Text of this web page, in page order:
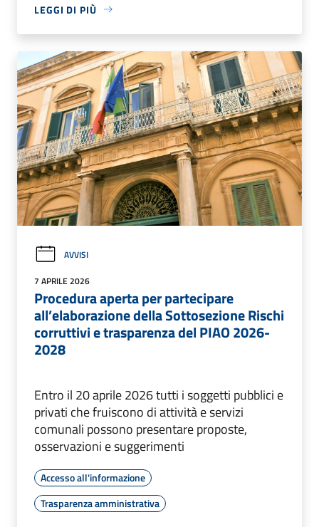
LEGGI DI PIÙ
AVVISI
7 APRILE 2026
Procedura aperta per partecipare
all’elaborazione della Sottosezione Rischi
corruttivi e trasparenza del PIAO 2026-
2028
Entro il 20 aprile 2026 tutti i soggetti pubblici e
privati che fruiscono di attività e servizi
comunali possono presentare proposte,
osservazioni e suggerimenti
Accesso all'informazione
Trasparenza amministrativa